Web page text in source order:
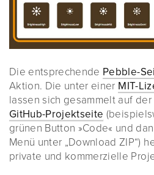
Die entsprechende Pebble-
Aktion. Die unter einer MIT-
lassen sich gesammelt auf
GitHub-Projektseite
grünen Button »Code« und
Menü unter „Download ZIP“)
private und kommerzielle